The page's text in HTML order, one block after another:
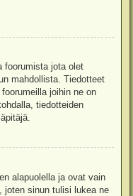
foorumista jota olet
mahdollista. Tiedotteet
joihin ne on
tiedotteiden
alapuolella ja ovat vain
joten sinun tulisi lukea ne